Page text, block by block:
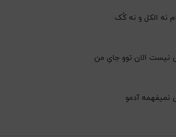
نه الکل و نه کُک
نیست الان توو جایِ من
آدمو